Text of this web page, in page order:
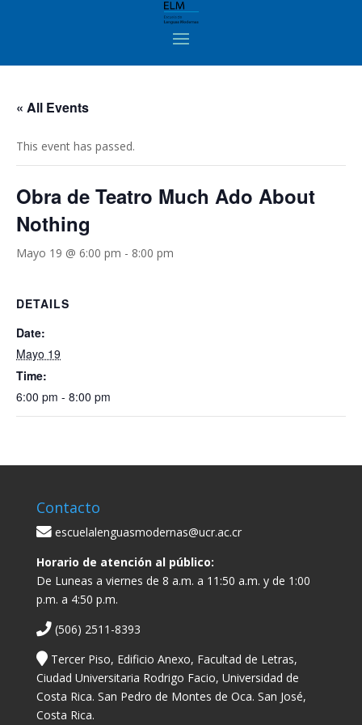
« All Events
This event has passed.
Obra de Teatro Much Ado About
Nothing
Mayo 19 @ 6:00 pm - 8:00 pm
DETAILS
Date:
Mayo 19
Time:
6:00 pm - 8:00 pm
Contacto
escuelalenguasmodernas@ucr.ac.cr
Horario de atención al público:
De Luneas a viernes de 8 a.m. a 11:50 a.m. y de 1:00
p.m. a 4:50 p.m.
(506) 2511-8393
Tercer Piso, Edificio Anexo, Facultad de Letras,
Ciudad Universitaria Rodrigo Facio, Universidad de
Costa Rica. San Pedro de Montes de Oca. San José,
Costa Rica.